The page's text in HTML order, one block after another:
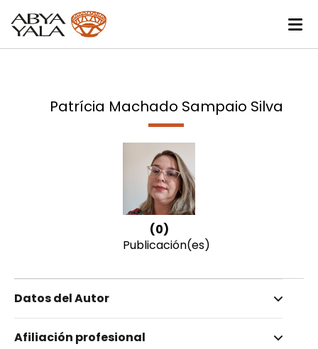
Patrícia Machado Sampaio Silva
(0)
Publicación(es)
Datos del Autor
Sampaio Silva, Patrícia Machado
Afiliación profesional